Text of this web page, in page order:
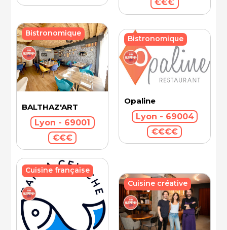
€€€
BALTHAZ'ART
Lyon - 69001
€€€
Bistronomique
Opaline
Lyon - 69004
€€€€
Bistronomique
Cuisine française
Cuisine créative